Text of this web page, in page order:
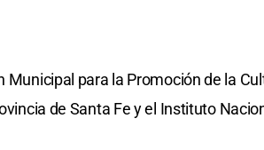
para la Promoción de la
de Santa Fe y el Instituto